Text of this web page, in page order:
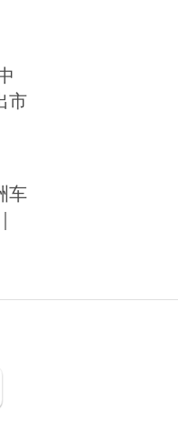
市
车